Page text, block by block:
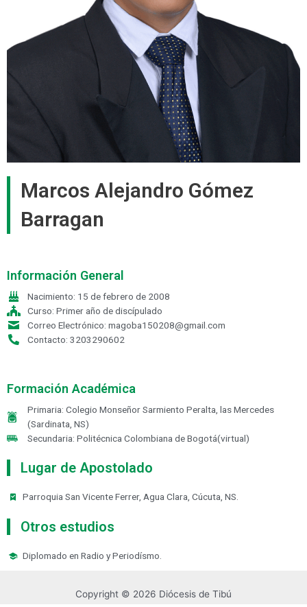
Marcos Alejandro Gómez
Barragan
Información General
Nacimiento: 15 de febrero de 2008
Curso: Primer año de discípulado
Correo Electrónico: magoba150208@gmail.com
Contacto: 3203290602
Formación Académica
Primaria: Colegio Monseñor Sarmiento Peralta, las Mercedes
(Sardinata, NS)
Secundaria: Politécnica Colombiana de Bogotá(virtual)
Lugar de Apostolado
Parroquia San Vicente Ferrer, Agua Clara, Cúcuta, NS.
Otros estudios
Diplomado en Radio y Periodísmo.
Copyright © 2026 Diócesis de Tibú